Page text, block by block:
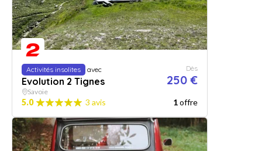
Activités insolites avec
Evolution 2 Tignes
Dès
250 €
Savoie
5.0 3 avis 1offre